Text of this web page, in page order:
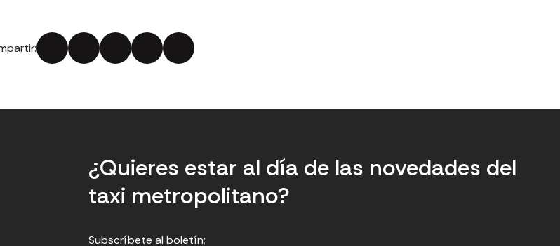
¿Quieres estar al día de las novedades del
taxi metropolitano?
Subscríbete al boletín;